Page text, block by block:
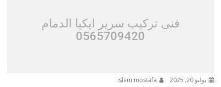
فنى تركيب سرير ايكيا الدمام
0565709420
يوليو 20, 2025